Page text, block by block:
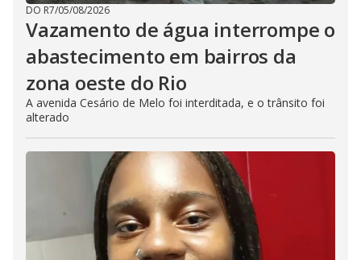
DO R7/05/08/2026
Vazamento de água interrompe o
abastecimento em bairros da
zona oeste do Rio
A avenida Cesário de Melo foi interditada, e o trânsito foi
alterado